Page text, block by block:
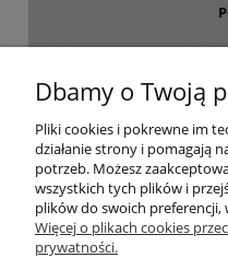
Dbamy o Twoją
Pliki cookies i pokrewne im
działanie strony i pomagają
potrzeb. Możesz
wszystkich tych plików i
plików do swoich
Więcej o plikach cookies
prywatności.